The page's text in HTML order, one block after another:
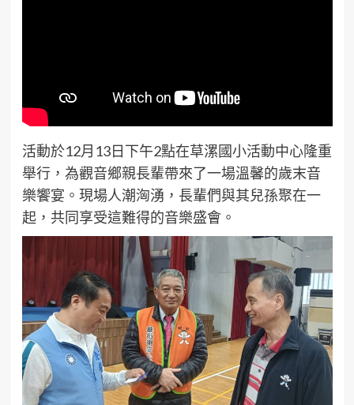
活動於12月13日下午2點在草漯國小活動中心隆重
舉行，為觀音鄉親長輩帶來了一場溫馨的歲末音
樂饗宴。現場人潮洶湧，長輩們與其兒孫聚在一
起，共同享受這難得的音樂盛會。